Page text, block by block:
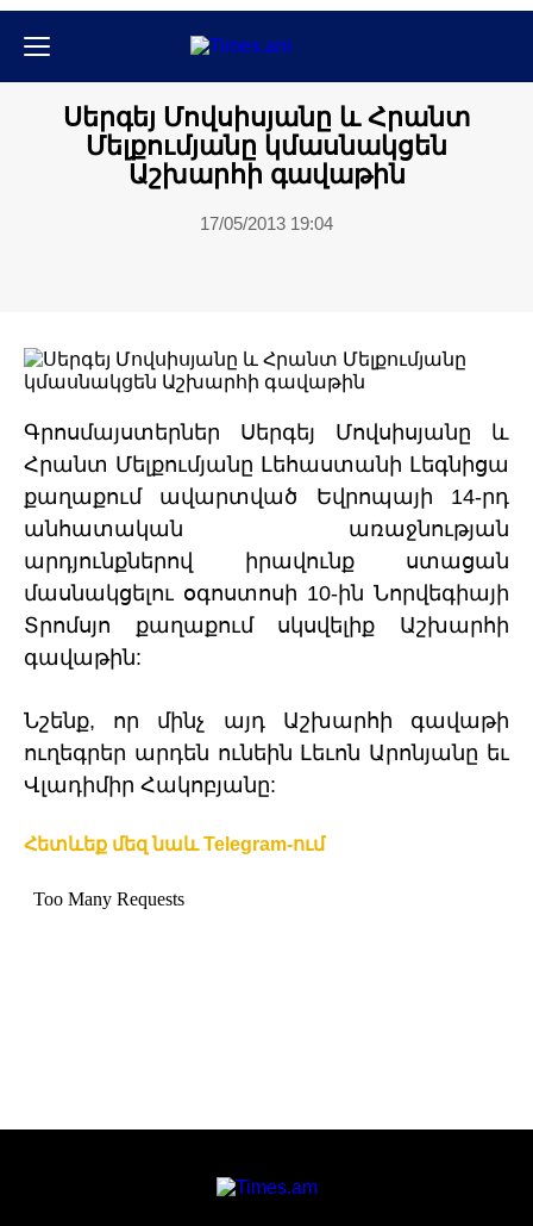
Սերգեյ Մովսիսյանը և Հրանտ
Մելքումյանը կմասնակցեն
Աշխարհի գավաթին
17/05/2013 19:04
Գրոսմայստերներ Սերգեյ Մովսիսյանը և
Հրանտ Մելքումյանը Լեհաստանի Լեգնիցա
քաղաքում ավարտված Եվրոպայի 14-րդ
անհատական առաջնության
արդյունքներով իրավունք ստացան
մասնակցելու օգոստոսի 10-ին Նորվեգիայի
Տրոմսյո քաղաքում սկսվելիք Աշխարհի
գավաթին:
Նշենք, որ մինչ այդ Աշխարհի գավաթի
ուղեգրեր արդեն ունեին Լեւոն Արոնյանը եւ
Վլադիմիր Հակոբյանը:
Հետևեք մեզ նաև Telegram-ում